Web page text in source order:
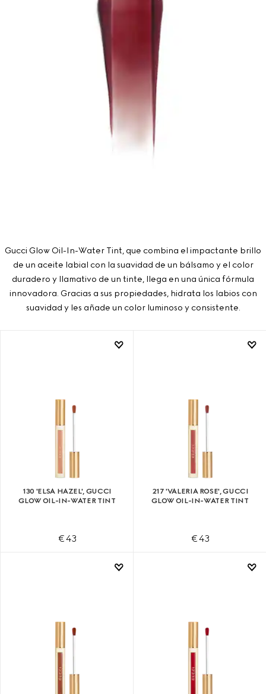
Gucci Glow Oil-In-Water Tint, que combina el impactante brillo
de un aceite labial con la suavidad de un bálsamo y el color
duradero y llamativo de un tinte, llega en una única fórmula
innovadora. Gracias a sus propiedades, hidrata los labios con
suavidad y les añade un color luminoso y consistente.
130 'ELSA HAZEL', GUCCI
GLOW OIL-IN-WATER TINT
€ 43
217 'VALERIA ROSE', GUCCI
GLOW OIL-IN-WATER TINT
€ 43